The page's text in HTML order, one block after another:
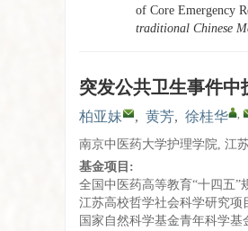
of Core Emergency
traditional Chinese
突发公共卫生事件
柏亚妹 , 黄芳, 徐桂华 ,
南京中医药大学护理学院, 江
基金项目:
全国中医药高等教育“十四五”
江苏高校哲学社会科学研究项
国家自然科学基金青年科学基